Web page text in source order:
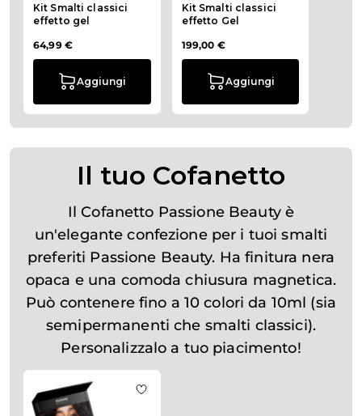
Kit Smalti classici
effetto gel
64,99 €
Aggiungi
Kit Smalti classici
effetto Gel
199,00 €
Aggiungi
Il tuo Cofanetto
Il Cofanetto Passione Beauty è
un'elegante confezione per i tuoi smalti
preferiti Passione Beauty. Ha finitura nera
opaca e una comoda chiusura magnetica.
Può contenere fino a 10 colori da 10ml (sia
semipermanenti che smalti classici).
Personalizzalo a tuo piacimento!
La navigazione tra gli elementi del carosello è possibile
Premi per saltare il carosello
Aggiungi alla wishlist Cofanetto per